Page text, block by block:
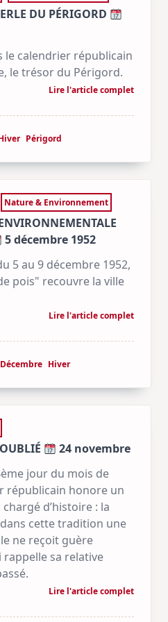
DU PÉRIGORD
le calendrier républicain
le trésor du Périgord.
Lire l'article complet
Périgord
Nature & Environnement
5 décembre 1952
5 au 9 décembre 1952,
pois" recouvre la ville
Lire l'article complet
Décembre Hiver
24 novembre
jour du mois de
républicain honore un
d’histoire : la
cette tradition une
ne reçoit guère
rappelle sa relative
Lire l'article complet